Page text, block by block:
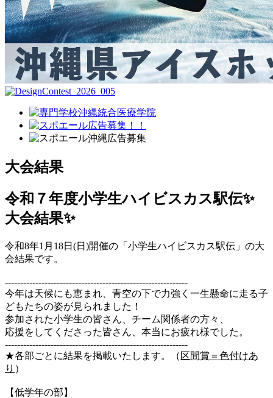
大会結果
令和７年度小学生ハイビスカス駅伝✨
大会結果✨
令和8年1月18日(日)開催の「小学生ハイビスカス駅伝」の大
会結果です。
------------------------------------------------------------
今年は天候にも恵まれ、青空の下で力強く一生懸命に走る子
どもたちの姿が見られました！
参加された小学生の皆さん、チーム関係者の方々、
応援をしてくださった皆さん、本当にお疲れ様でした。
------------------------------------------------------------
★各部ごとに結果を掲載いたします。（ 区間賞＝色付けあ
り ）
【低学年の部】